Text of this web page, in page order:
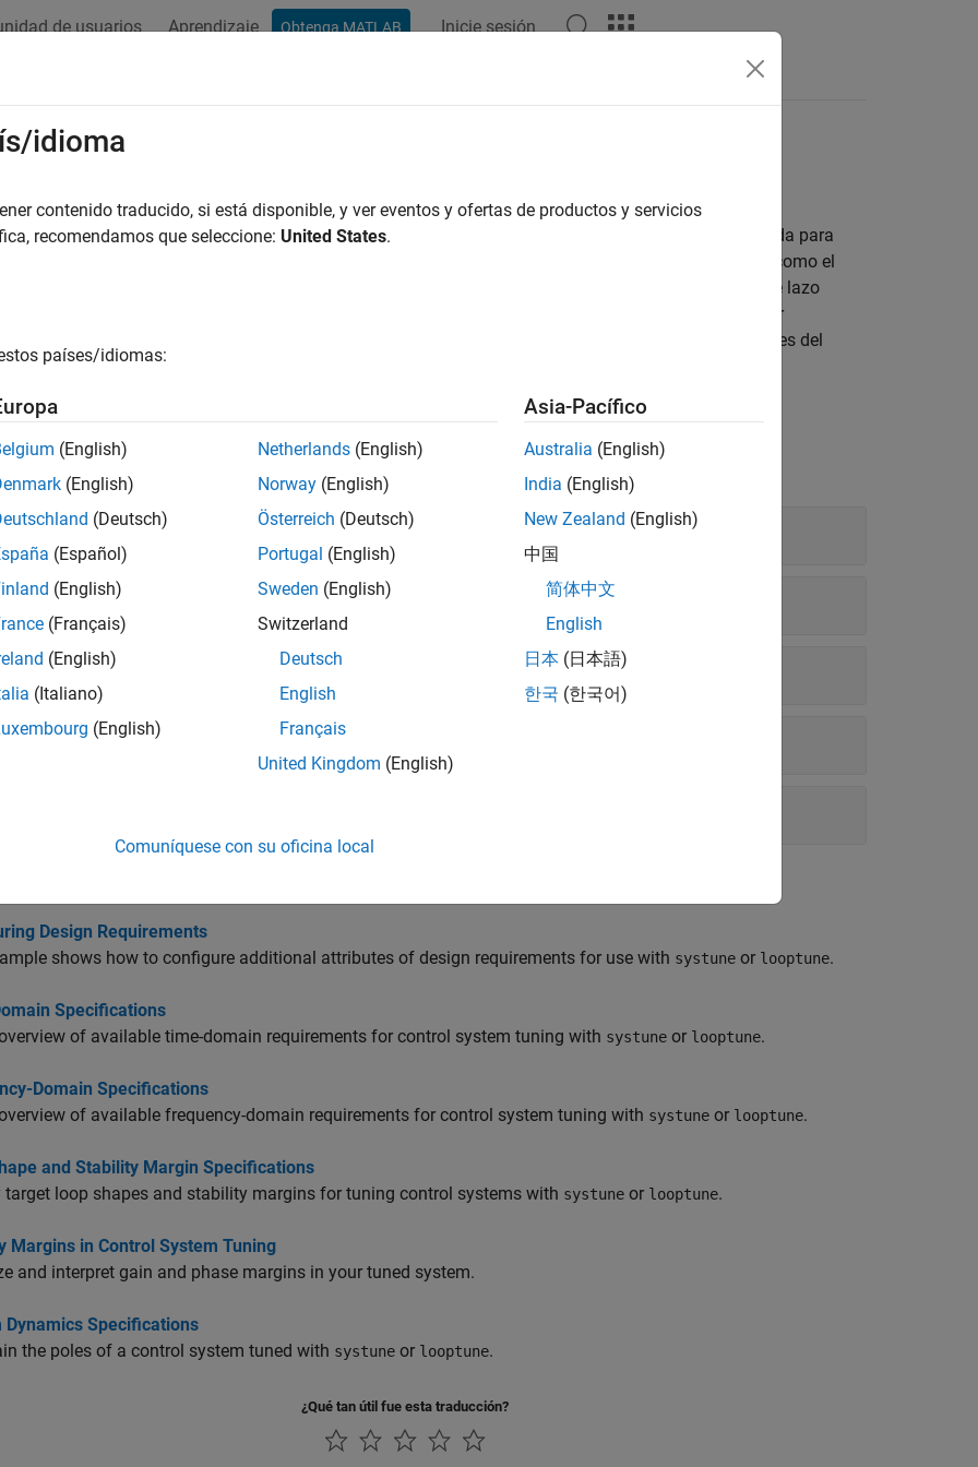
de usuarios Aprendizaje Obtenga MATLAB Inicie sesión
de ajuste
los requisitos de diseño para el ajuste en la línea de comandos
de objetivos de ajuste permite capturar los requisitos de diseño de alto nivel de manera adecuada para
permiten especificar objetivos de diseño, como el
de referencias, el sobreimpulso, la anulación de perturbaciones o los márgenes de estabilidad de lazo
para aplicarlos como factor
(objetivos generales) u objetivos (objetivos específicos). El software ajusta los parámetros libres del
de control para facilitar el cumplimiento de los objetivos que especifique.
del dominio del tiempo
de los dominios de frecuencia
de lazo y márgenes de estabilidad
y límites de sectores
Design Requirements
shows how to configure additional attributes of design requirements for use with systune or looptune.
Specifications
of available time-domain requirements for control system tuning with systune or looptune.
Domain Specifications
of available frequency-domain requirements for control system tuning with systune or looptune.
and Stability Margin Specifications
target loop shapes and stability margins for tuning control systems with systune or looptune.
Margins in Control System Tuning
and interpret gain and phase margins in your tuned system.
Dynamics Specifications
the poles of a control system tuned with systune or looptune.
¿Qué tan útil fue esta traducción?
idioma
contenido traducido, si está disponible, y ver eventos y ofertas de productos y servicios
recomendamos que seleccione: United States.
países/idiomas:
(English)
(English)
(Deutsch)
(Español)
(English)
(Français)
(English)
(Italiano)
(English)
Netherlands (English)
Norway (English)
Österreich (Deutsch)
Portugal (English)
Sweden (English)
Switzerland
Deutsch
English
Français
United Kingdom (English)
Asia-Pacífico
Australia (English)
India (English)
New Zealand (English)
中国
简体中文
English
日本 (日本語)
한국 (한국어)
Comuníquese con su oficina local